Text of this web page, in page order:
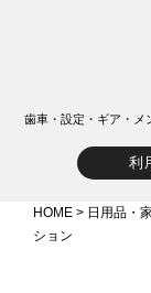
歯車・設定・ギア・メ
利
HOME > 日用品・
ション